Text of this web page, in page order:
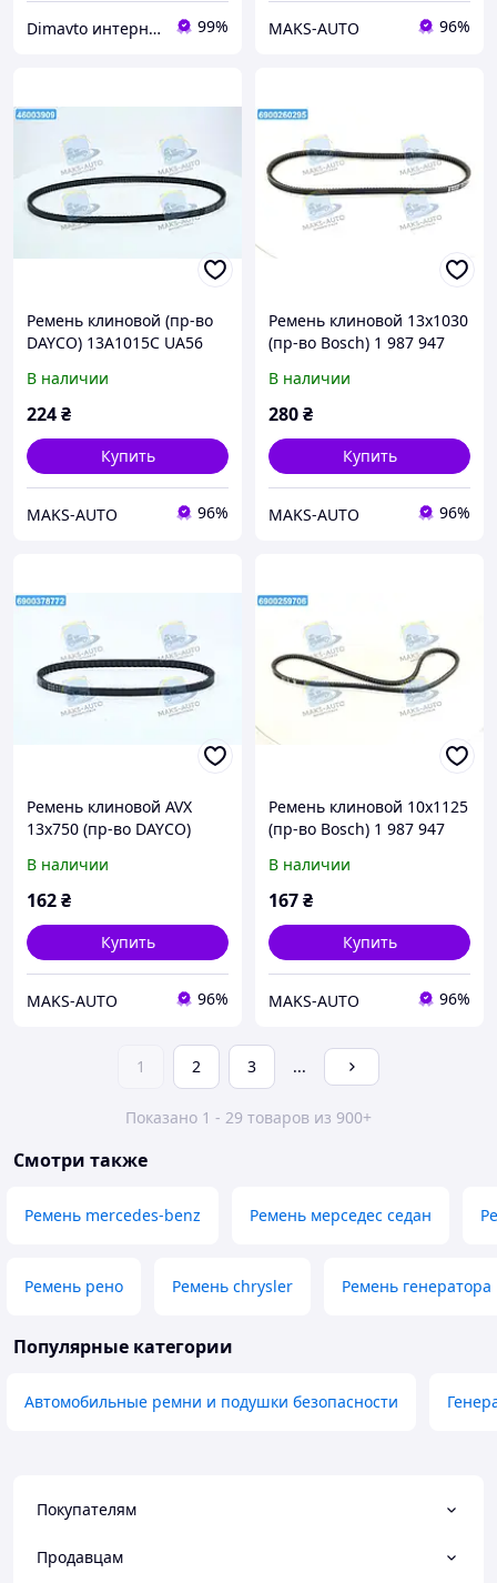
Dimavto интернет-магазин 99% MAKS-AUTO 96%
Ремень клиновой (пр-во
DAYCO) 13A1015C UA56
В наличии
224₴
Купить
MAKS-AUTO 96%
Ремень клиновой 13х1030
(пр-во Bosch) 1 987 947
В наличии
280₴
Купить
MAKS-AUTO 96%
Ремень клиновой AVX
13x750 (пр-во DAYCO)
В наличии
162₴
Купить
MAKS-AUTO 96%
Ремень клиновой 10х1125
(пр-во Bosch) 1 987 947
В наличии
167₴
Купить
MAKS-AUTO 96%
1 2 3 ...
Показано 1 - 29 товаров из 900+
Смотри также
Ремень mercedes-benz Ремень мерседес седан
Ремень рено Ремень chrysler Ремень
Популярные категории
Автомобильные ремни и подушки безопасности
Покупателям
Продавцам